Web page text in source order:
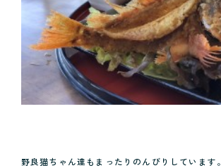
野良猫ちゃん達もまったりのんびりしています。